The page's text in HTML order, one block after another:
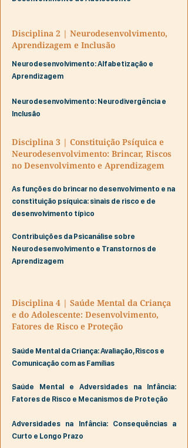
Disciplina 2 | Neurodesenvolvimento,
Aprendizagem e Inclusão
Neurodesenvolvimento: Alfabetização e
Aprendizagem
Neurodesenvolvimento: Neurodivergência e
Inclusão
Disciplina 3 | Constituição Psíquica e
Neurodesenvolvimento: Brincar, Riscos
no Desenvolvimento e Aprendizagem
As funções do brincar no desenvolvimento e na
constituição psíquica: sinais de risco e de
desenvolvimento típico
Contribuições da Psicanálise sobre
Neurodesenvolvimento e Transtornos de
Aprendizagem
Disciplina 4 | Saúde Mental da Criança
e do Adolescente: Desenvolvimento,
Fatores de Risco e Proteção
Saúde Mental da Criança: Avaliação, Riscos e
Comunicação com as Famílias
Saúde Mental e Adversidades na Infância:
Fatores de Risco e Mecanismos de Proteção
Adversidades na Infância: Consequências a
Curto e Longo Prazo